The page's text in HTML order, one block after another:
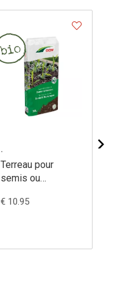
.
Terreau pour
semis ou
€ 10.95